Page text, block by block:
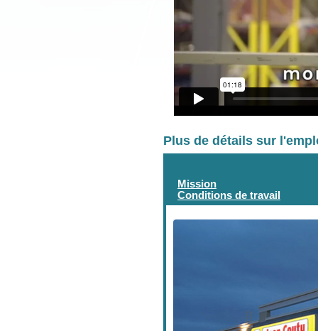
Plus de détails sur
Mission
Conditions de travail